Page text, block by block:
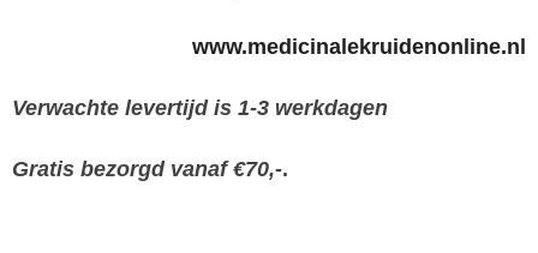
www.medicinalekruidenonline.nl
Verwachte levertijd is 1-3 werkdagen
Gratis bezorgd vanaf €70,-.